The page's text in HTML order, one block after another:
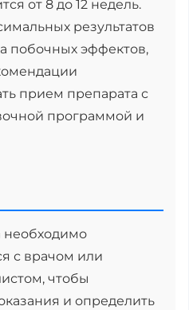
от 8 до 12 недель.
результатов
побочных эффектов,
прием препарата с
программой и
необходимо
с врачом или
чтобы
и определить